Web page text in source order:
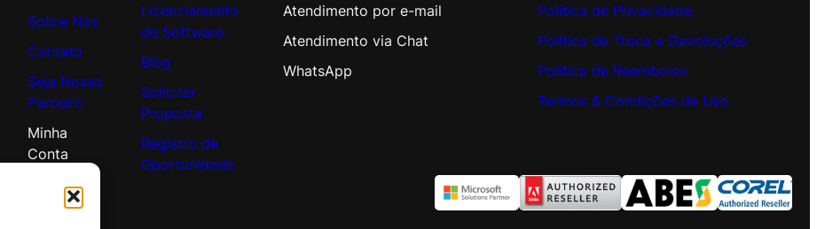
Sobre Nós
Contato
Seja Nosso
Parceiro
Minha
Conta
Licenciamento
de Software
Blog
Solicitar
Proposta
Registro de
Oportunidade
Atendimento por e-mail
Atendimento via Chat
WhatsApp
Política de Privacidade
Política de Troca e Devoluções
Política de Reembolso
Termos & Condições de Uso